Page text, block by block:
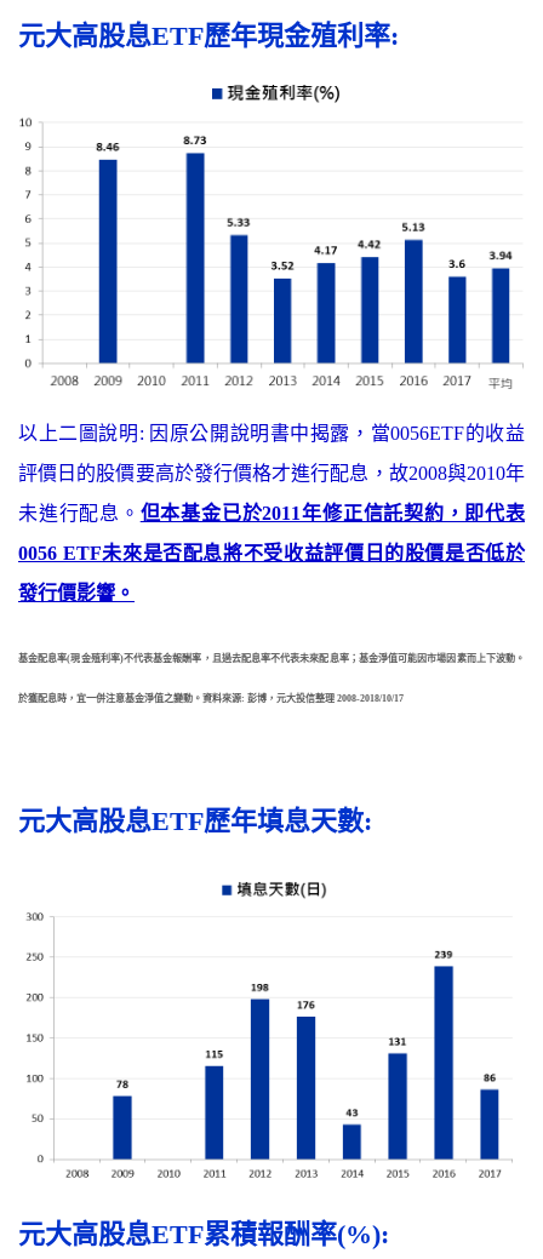
元大高股息ETF歷年現金殖利率:
以上二圖說明: 因原公開說明書中揭露，當0056ETF的收益
評價日的股價要高於發行價格才進行配息，故2008與2010年
未進行配息。 但本基金已於2011年修正信託契約，即代表
0056 ETF未來是否配息將不受收益評價日的股價是否低於
發行價影響。
基金配息率(現金殖利率)不代表基金報酬率，且過去配息率不代表未來配息率；基金淨值可能因市場因素而上下波動。
於獲配息時，宜一併注意基金淨值之變動。資料來源: 彭博，元大投信整理 2008-2018/10/17
元大高股息ETF歷年填息天數:
元大高股息ETF累積報酬率(%):